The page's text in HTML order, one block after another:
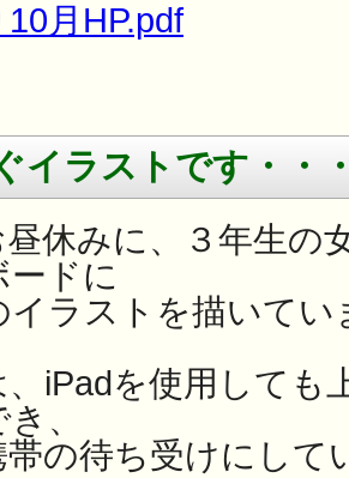
月HP.pdf
イラストです・・
休みに、３年生の
ドに
イラストを描いてい
iPadを使用しても
、
の待ち受けにして